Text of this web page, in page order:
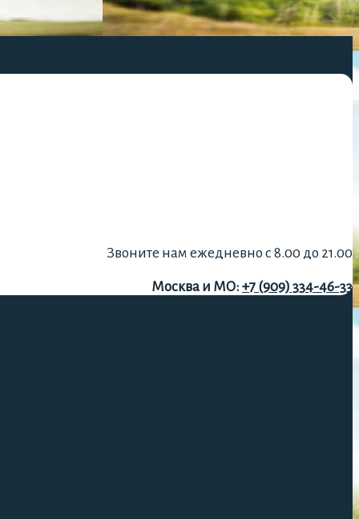
Звоните нам ежедневно с 8.00 до 21.00
Москва и МО: +7 (909) 334-46-33